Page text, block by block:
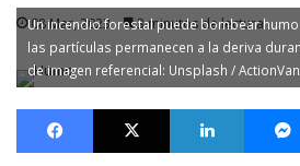
08 Mar, 2023 3 minutos de lectura
Un incendio forestal puede bombear
las partículas permanecen a la deriva
de imagen referencial: Unsplash /
Facebook X LinkedIn